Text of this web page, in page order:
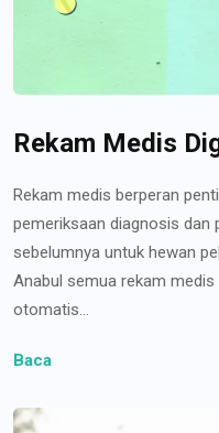
Rekam Medis
Rekam medis berperan
pemeriksaan diagnosis dan
sebelumnya untuk hewan
Anabul semua rekam
otomatis...
Baca